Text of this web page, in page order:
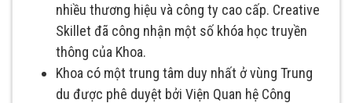
nhiều thương hiệu và công ty cao cấp. Creative
Skillet đã công nhận một số khóa học truyền
thông của Khoa.
Khoa có một trung tâm duy nhất ở vùng Trung
du được phê duyệt bởi Viện Quan hệ Công